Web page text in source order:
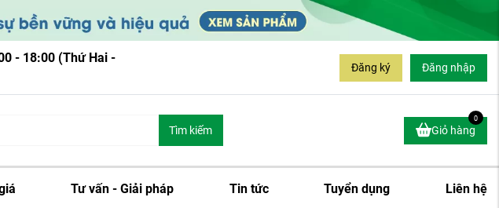
- 18:00 (Thứ Hai -
Đăng ký Đăng nhập
Tìm kiếm Giỏ hàng
0
Tư vấn - Giải pháp Tin tức Tuyển dụng Liên hệ